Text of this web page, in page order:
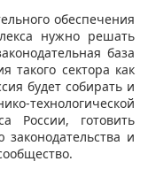
обеспечения
нужно решать
база
такого сектора как
будет собирать и
технологической
России, готовить
и